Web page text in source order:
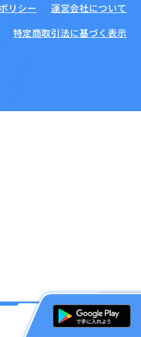
ALICEへ_
リシー
運営会社について
特定商取引法に基づく表示